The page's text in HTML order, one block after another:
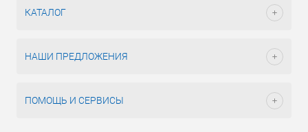
КАТАЛОГ
НАШИ ПРЕДЛОЖЕНИЯ
ПОМОЩЬ И СЕРВИСЫ